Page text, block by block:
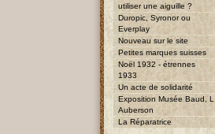
utiliser une aiguille ?
Duropic, Syronor ou
Everplay
Nouveau sur le site
Petites marques suisses
Noël 1932 - étrennes
1933
Un acte de solidarité
Exposition Musée Baud, L
Auberson
La Réparatrice